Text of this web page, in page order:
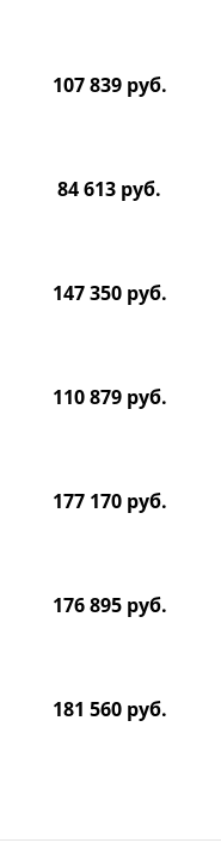
107 839 руб.
84 613 руб.
147 350 руб.
110 879 руб.
177 170 руб.
176 895 руб.
181 560 руб.